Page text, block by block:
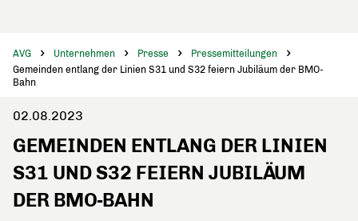
AVG Unternehmen Presse
Pressemitteilungen
Gemeinden entlang der Linien S31 und S32 feiern Jubiläum der BMO-
Bahn
02.08.2023
GEMEINDEN ENTLANG DER LINIEN
S31 UND S32 FEIERN JUBILÄUM
DER BMO-BAHN